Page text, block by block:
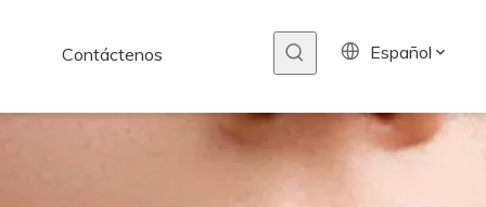
Contáctenos Español